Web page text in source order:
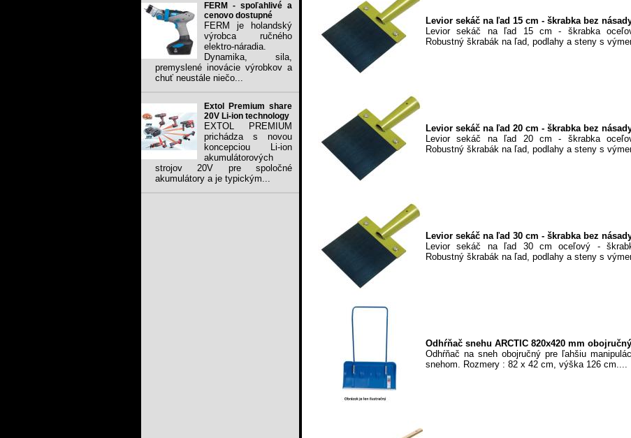
FERM - spoľahlivé a
cenovo dostupné
FERM je holandský
výrobca ručného
elektro-náradia.
Dynamika, sila,
premyslené inovácie výrobkov a
chuť neustále niečo...
Extol Premium share
20V Li-ion technology
EXTOL PREMIUM
prichádza s novou
koncepciou Li-ion
akumulátorových
strojov 20V pre spoločné
akumulátory a je typickým...
Levior sekáč na ľad 15 cm - škrabka bez
Levior sekáč na ľad 15 cm - škrabka
Robustný škrabák na ľad, podlahy a steny s
Levior sekáč na ľad 20 cm - škrabka bez
Levior sekáč na ľad 20 cm - škrabka
Robustný škrabák na ľad, podlahy a steny s
Levior sekáč na ľad 30 cm - škrabka bez
Levior sekáč na ľad 30 cm oceľový -
Robustný škrabák na ľad, podlahy a steny s
Odhŕňač snehu ARCTIC 820x420 mm
Odhŕňač na sneh obojručný pre ľahšiu
snehom. Rozmery : 82 x 42 cm, výška 126 cm....